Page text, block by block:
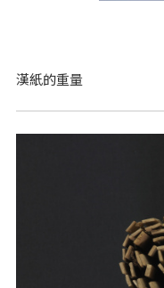
漢紙的重量